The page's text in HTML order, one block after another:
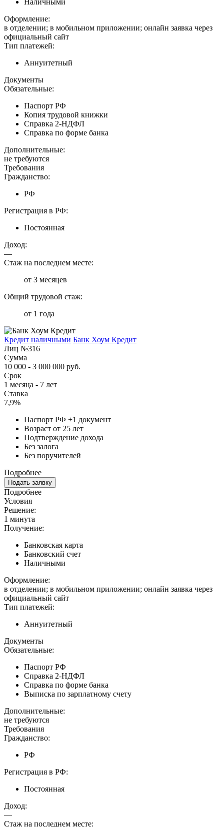
Оформление:
в отделении; в мобильном приложении; онлайн заявка через
официальный сайт
Тип платежей:
Аннуитетный
Документы
Обязательные:
Паспорт РФ
Копия трудовой книжки
Справка 2-НДФЛ
Справка по форме банка
Дополнительные:
не требуются
Требования
Гражданство:
РФ
Регистрация в РФ:
Постоянная
Доход:
—
Стаж на последнем месте:
от 3 месяцев
Общий трудовой стаж:
от 1 года
Кредит наличными Банк Хоум Кредит
Лиц №316
Сумма
10 000 - 3 000 000 руб.
Срок
1 месяца - 7 лет
Ставка
7,9%
Паспорт РФ +1 документ
Возраст от 25 лет
Подтверждение дохода
Без залога
Без поручителей
Подробнее
Подать заявку
Подробнее
Условия
Решение:
1 минута
Получение:
Банковская карта
Банковский счет
Наличными
Оформление:
в отделении; в мобильном приложении; онлайн заявка через
официальный сайт
Тип платежей:
Аннуитетный
Документы
Обязательные:
Паспорт РФ
Справка 2-НДФЛ
Справка по форме банка
Выписка по зарплатному счету
Дополнительные:
не требуются
Требования
Гражданство:
РФ
Регистрация в РФ:
Постоянная
Доход:
—
Стаж на последнем месте: